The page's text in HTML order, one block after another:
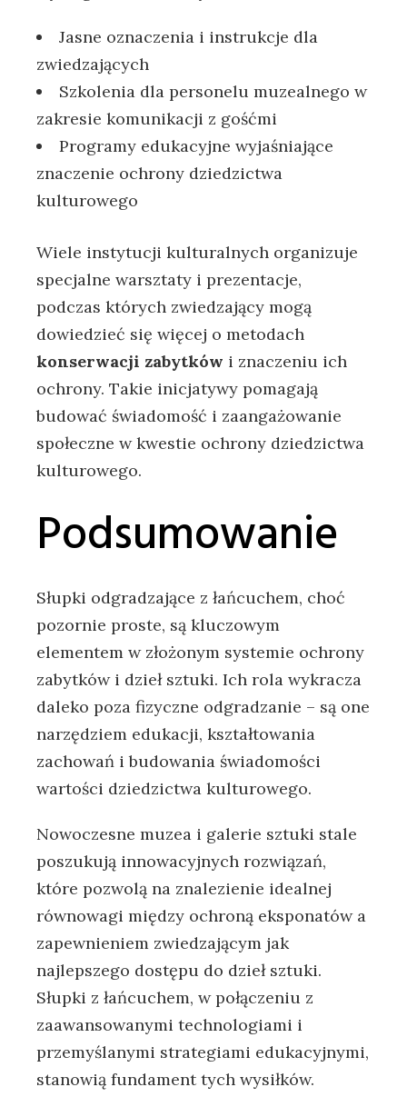
Jasne oznaczenia i instrukcje dla
zwiedzających
Szkolenia dla personelu muzealnego w
zakresie komunikacji z gośćmi
Programy edukacyjne wyjaśniające
znaczenie ochrony dziedzictwa
kulturowego
Wiele instytucji kulturalnych organizuje
specjalne warsztaty i prezentacje,
podczas których zwiedzający mogą
dowiedzieć się więcej o metodach
konserwacji zabytków i znaczeniu ich
ochrony. Takie inicjatywy pomagają
budować świadomość i zaangażowanie
społeczne w kwestie ochrony dziedzictwa
kulturowego.
Podsumowanie
Słupki odgradzające z łańcuchem, choć
pozornie proste, są kluczowym
elementem w złożonym systemie ochrony
zabytków i dzieł sztuki. Ich rola wykracza
daleko poza fizyczne odgradzanie – są one
narzędziem edukacji, kształtowania
zachowań i budowania świadomości
wartości dziedzictwa kulturowego.
Nowoczesne muzea i galerie sztuki stale
poszukują innowacyjnych rozwiązań,
które pozwolą na znalezienie idealnej
równowagi między ochroną eksponatów a
zapewnieniem zwiedzającym jak
najlepszego dostępu do dzieł sztuki.
Słupki z łańcuchem, w połączeniu z
zaawansowanymi technologiami i
przemyślanymi strategiami edukacyjnymi,
stanowią fundament tych wysiłków.